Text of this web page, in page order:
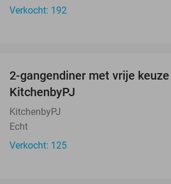
Verkocht: 192
2-gangendiner met vrije
KitchenbyPJ
KitchenbyPJ
Echt
Verkocht: 125